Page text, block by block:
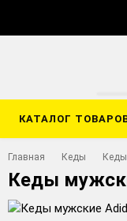
КАТАЛОГ
Главная Кеды
Кеды